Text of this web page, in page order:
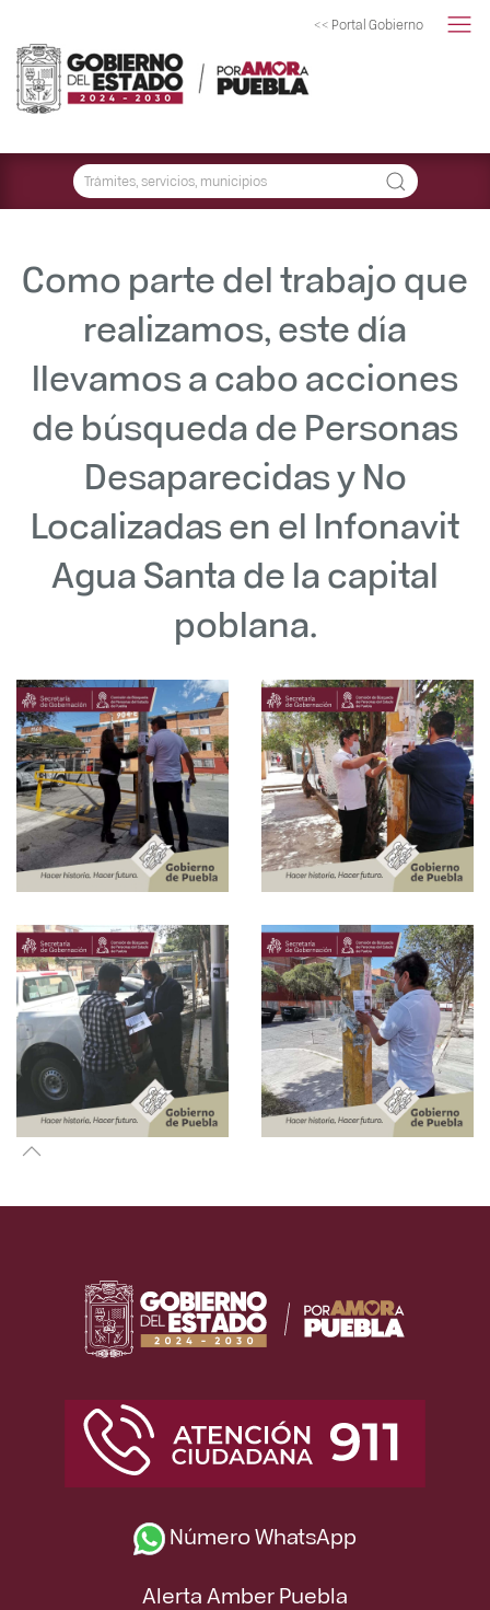
<< Portal Gobierno
Como parte del trabajo que
realizamos, este día
llevamos a cabo acciones
de búsqueda de Personas
Desaparecidas y No
Localizadas en el Infonavit
Agua Santa de la capital
poblana.
Número WhatsApp
Alerta Amber Puebla